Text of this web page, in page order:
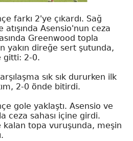
farkı 2'ye çıkardı. Sağ
Asensio'nun ceza
Greenwood topla
yakın direğe sert şutunda,
gitti: 2-0.
sık sık dururken ilk
2-0 önde bitirdi.
gole yaklaştı. Asensio ve
ceza sahası içine girdi.
kalan topa vuruşunda, meşin